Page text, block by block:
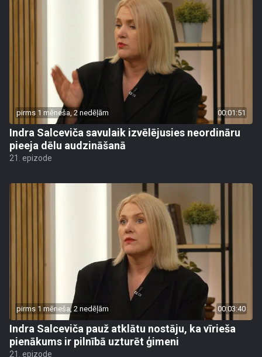
pirms 1 mēneša, 2 nedēļām 00:01:51
Indra Salceviča savulaik izvēlējusies neordināru
pieeja dēlu audzināšanā
21. epizode
pirms 1 mēneša, 2 nedēļām 00:03:40
Indra Salceviča pauž atklātu nostāju, ka vīrieša
pienākums ir pilnībā uzturēt ģimeni
21. epizode